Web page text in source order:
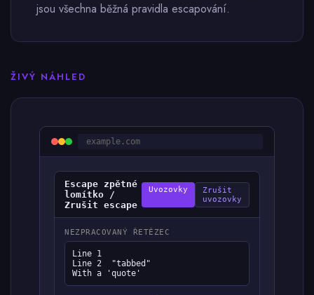
jsou všechna běžná pravidla escapování.
ŽIVÝ NÁHLED
example.com
Escape zpětné
lomítko /
Zrušit escape
Uvozovky
Zrušit
uvozovky
NEZPRACOVANÝ ŘETĚZEC
Line 1
Line 2	"tabbed"
With a 'quote'